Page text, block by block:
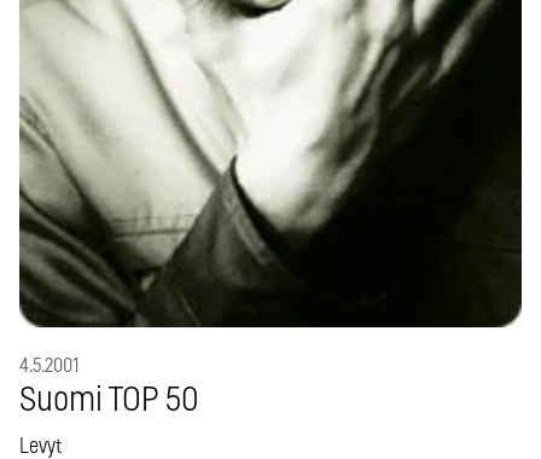
4.5.2001
Suomi TOP 50
Levyt